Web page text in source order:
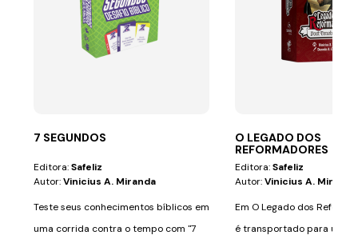
7 SEGUNDOS
Editora:Safeliz
Autor:Vinicius A. Miranda
Teste seus conhecimentos bíblicos em
uma corrida contra o tempo com "7
O LEGADO DOS
REFORMADORES
Editora:Safeliz
Autor:Vinicius A. Miranda
Em O Legado dos
é transportado para um